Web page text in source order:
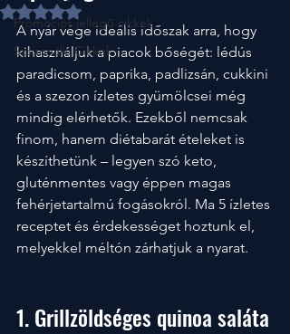
Promociós jellegű cikkek
Szezonális Cikkek
NaN csillagot kapott az 5-ből.
A nyár vége ideális időszak arra, hogy
kihasználjuk a piacok bőségét: lédús
paradicsom, paprika, padlizsán, cukkini
és a szezon ízletes gyümölcsei még
mindig elérhetők. Ezekből nemcsak
finom, hanem diétabarát ételeket is
készíthetünk – legyen szó keto,
gluténmentes vagy éppen magas
fehérjetartalmú fogásokról. Ma 5 ízletes
receptet és érdekességet hoztunk el,
melyekkel méltón zárhatjuk a nyarat.
1. Grillzöldséges quinoa saláta